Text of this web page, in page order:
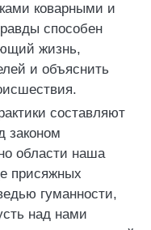
коварными и
способен
жизнь,
и объяснить
составляют
законом
области наша
присяжных
гуманности,
над нами